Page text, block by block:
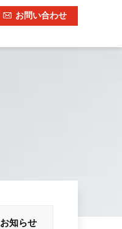
お問い合わせ
お知らせ